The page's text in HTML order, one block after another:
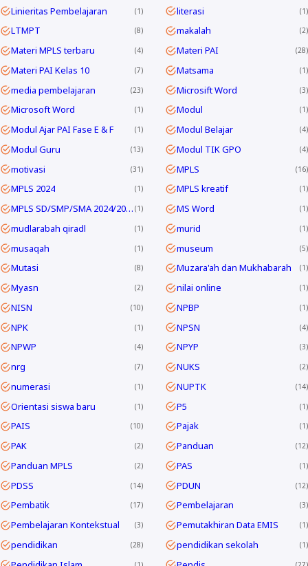
Linieritas Pembelajaran 1 literasi 1
LTMPT 8 makalah 2
Materi MPLS terbaru 4 Materi PAI 28
Materi PAI Kelas 10 7 Matsama 1
media pembelajaran 23 Microsift Word 3
Microsoft Word 1 Modul 1
Modul Ajar PAI Fase E & F 1 Modul Belajar 4
Modul Guru 13 Modul TIK GPO 4
motivasi 31 MPLS 16
MPLS 2024 1 MPLS kreatif 1
MPLS SD/SMP/SMA 2024/2025 1 MS Word 1
mudlarabah qiradl 1 murid 1
musaqah 1 museum 5
Mutasi 8 Muzara'ah dan Mukhabarah 1
Myasn 2 nilai online 1
NISN 10 NPBP 1
NPK 1 NPSN 4
NPWP 4 NPYP 3
nrg 7 NUKS 2
numerasi 1 NUPTK 14
Orientasi siswa baru 1 P5 1
PAIS 10 Pajak 1
PAK 2 Panduan 12
Panduan MPLS 2 PAS 1
PDSS 14 PDUN 12
Pembatik 17 Pembelajaran 3
Pembelajaran Kontekstual 3 Pemutakhiran Data EMIS 1
pendidikan 28 pendidikan sekolah 1